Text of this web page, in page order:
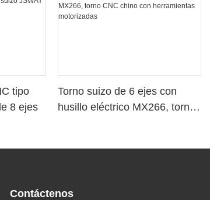
tipo
8 ejes
Torno suizo de 6 ejes con
husillo eléctrico MX266, torno
Contáctenos